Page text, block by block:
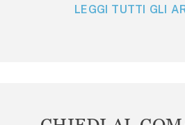
LEGGI TUTTI GLI